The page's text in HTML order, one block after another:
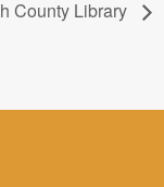
County Library